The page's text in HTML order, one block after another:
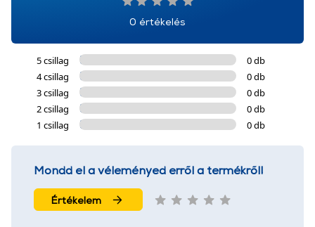
0 értékelés
5 csillag
0 db
4 csillag
0 db
3 csillag
0 db
2 csillag
0 db
1 csillag
0 db
Mondd el a véleményed erről a termékről!
Értékelem